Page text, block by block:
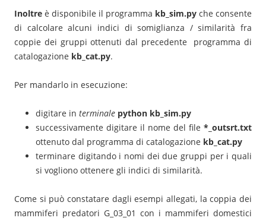
Inoltre è disponibile il programma kb_sim.py che consente
di calcolare alcuni indici di somiglianza / similarità fra
coppie dei gruppi ottenuti dal precedente programma di
catalogazione kb_cat.py.
Per mandarlo in esecuzione:
digitare in terminale python kb_sim.py
successivamente digitare il nome del file *_outsrt.txt
ottenuto dal programma di catalogazione kb_cat.py
terminare digitando i nomi dei due gruppi per i quali
si vogliono ottenere gli indici di similarità.
Come si può constatare dagli esempi allegati, la coppia dei
mammiferi predatori G_03_01 con i mammiferi domestici